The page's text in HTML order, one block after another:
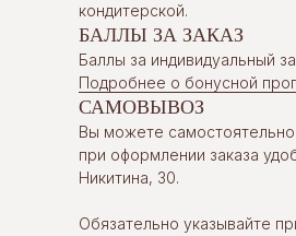
кондитерской.
БАЛЛЫ ЗА ЗАКАЗ
Баллы за индивидуальный
Подробнее о бонусной
САМОВЫВОЗ
Вы можете самостоятельно
при оформлении заказа
Никитина, 30.
Обязательно указывайте